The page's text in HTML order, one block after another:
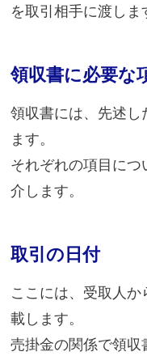
を取引相手に渡しま
領収書に必要な
領収書には、先述し
ます。
それぞれの項目に
介します。
取引の日付
ここには、受取人
載します。
売掛金の関係で領収